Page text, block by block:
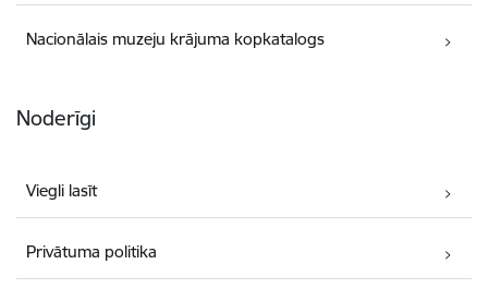
Nacionālais muzeju krājuma kopkatalogs
Noderīgi
Viegli lasīt
Privātuma politika